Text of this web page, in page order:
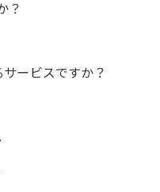
？
ービスですか？